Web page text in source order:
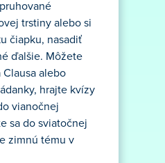
trstiny alebo si
čiapku, nasadiť
ďalšie. Môžete
Clausa alebo
hrajte kvízy
vianočnej
sa do sviatočnej
zimnú tému v